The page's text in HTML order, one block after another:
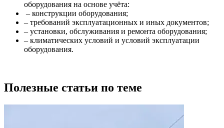
оборудования на основе учёта:
– конструкции оборудования;
– требований эксплуатационных и иных документов;
– установки, обслуживания и ремонта оборудования;
– климатических условий и условий эксплуатации
оборудования.
Полезные статьи по теме